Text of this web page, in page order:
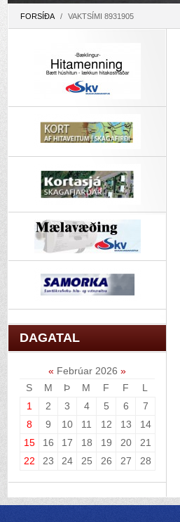
FORSÍÐA / VAKTSÍMI 8931905
DAGATAL
« Febrúar 2026 »
S
M Þ M F F
L
1
2 3 4 5 6
7
8
9 10 11 12 13
14
15
16 17 18 19 20
21
22
23 24 25 26 27 28